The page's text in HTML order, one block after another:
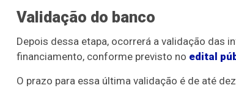
Validação do banco
Depois dessa etapa, ocorrerá a validação das
financiamento, conforme previsto no edital
O prazo para essa última validação é de até